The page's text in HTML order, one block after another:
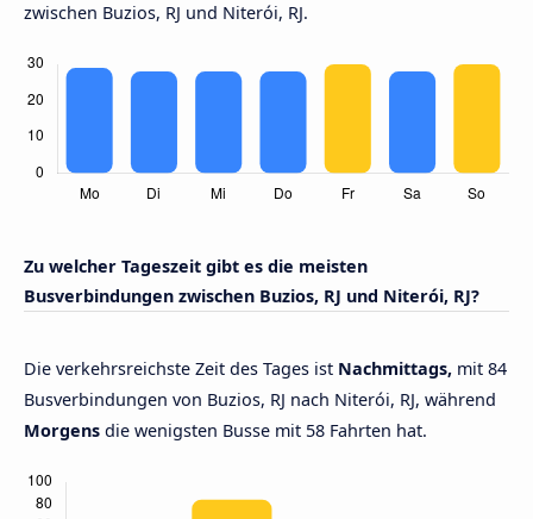
zwischen Buzios, RJ und Niterói, RJ.
Zu welcher Tageszeit gibt es die meisten
Busverbindungen zwischen Buzios, RJ und Niterói, RJ?
Die verkehrsreichste Zeit des Tages ist Nachmittags, mit 84
Busverbindungen von Buzios, RJ nach Niterói, RJ, während
Morgens die wenigsten Busse mit 58 Fahrten hat.